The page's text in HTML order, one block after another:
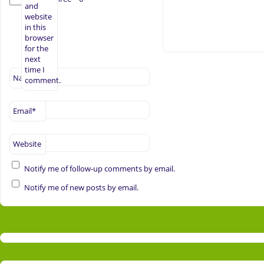
Name*
Email*
Website
and
website
in this
browser
for the
next
time I
comment.
Notify me of follow-up comments by email.
Notify me of new posts by email.